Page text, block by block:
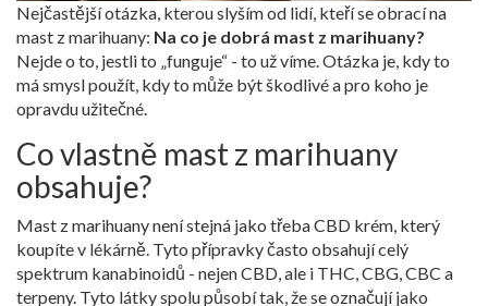
Nejčastější otázka, kterou slyším od lidí, kteří se obrací na
mast z marihuany: Na co je dobrá mast z marihuany?
Nejde o to, jestli to „funguje“ - to už víme. Otázka je, kdy to
má smysl použít, kdy to může být škodlivé a pro koho je
opravdu užitečné.
Co vlastně mast z marihuany
obsahuje?
Mast z marihuany není stejná jako třeba CBD krém, který
koupíte v lékárně. Tyto přípravky často obsahují celý
spektrum kanabinoidů - nejen CBD, ale i THC, CBG, CBC a
terpeny. Tyto látky spolu působí tak, že se označují jako